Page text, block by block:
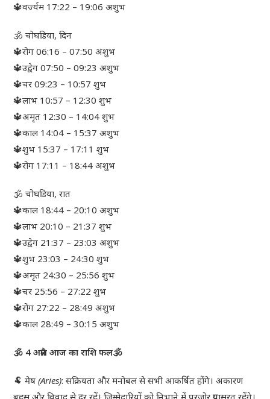
🔱वर्ज्यम 17:22 – 19:06 अशुभ
🕉 चोघडिया, दिन
🔱रोग 06:16 – 07:50 अशुभ
🔱उद्वेग 07:50 – 09:23 अशुभ
🔱चर 09:23 – 10:57 शुभ
🔱लाभ 10:57 – 12:30 शुभ
🔱अमृत 12:30 – 14:04 शुभ
🔱काल 14:04 – 15:37 अशुभ
🔱शुभ 15:37 – 17:11 शुभ
🔱रोग 17:11 – 18:44 अशुभ
🕉 चोघडिया, रात
🔱काल 18:44 – 20:10 अशुभ
🔱लाभ 20:10 – 21:37 शुभ
🔱उद्वेग 21:37 – 23:03 अशुभ
🔱शुभ 23:03 – 24:30 शुभ
🔱अमृत 24:30 – 25:56 शुभ
🔱चर 25:56 – 27:22 शुभ
🔱रोग 27:22 – 28:49 अशुभ
🔱काल 28:49 – 30:15 अशुभ
🕉 4 अप्रैल आज का राशि फल🕉
🐏मेष (Aries): सक्रियता और मनोबल से सभी आकर्षित होंगे। अकारण
बहस और विवाद से दूर रहें। जिम्मेदारियों को निभाने में पुरजोर प्रयासरत रहेंगे।